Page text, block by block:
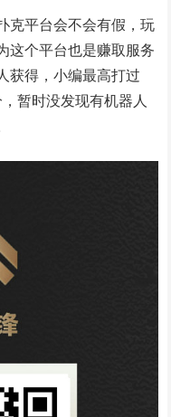
克平台会不会有假，玩
这个平台也是赚取服务
获得，小编最高打过
暂时没发现有机器人